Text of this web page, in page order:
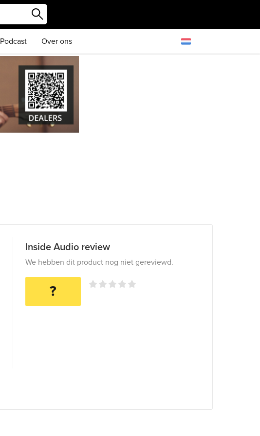
Podcast Over ons
Inside Audio review
We hebben dit product nog niet gereviewd.
?